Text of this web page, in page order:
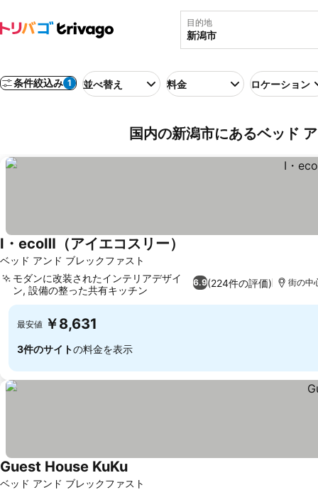
目的地
条件絞込み 1 並べ替え 料金 ロケーション
国内の新潟市にあるベッド
ベッド アンド ブレックファスト
I・ecoⅢ（アイエコスリー）
6.9(224件の評価)
モダンに改装されたインテリアデザイ
ン, 設備の整った共有キッチン
街の中
最安値 ￥8,631
3件のサイトの料金を表示
ベッド アンド ブレックファスト
Guest House KuKu料金を表示